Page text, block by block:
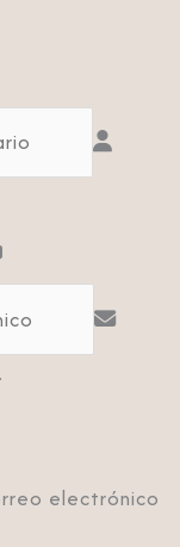
electrónico